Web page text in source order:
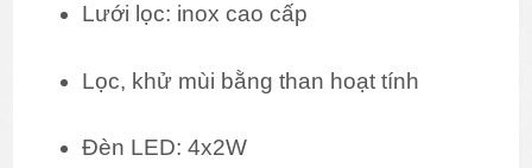
Lưới lọc: inox cao cấp
Lọc, khử mùi bằng than hoạt tính
Đèn LED: 4x2W